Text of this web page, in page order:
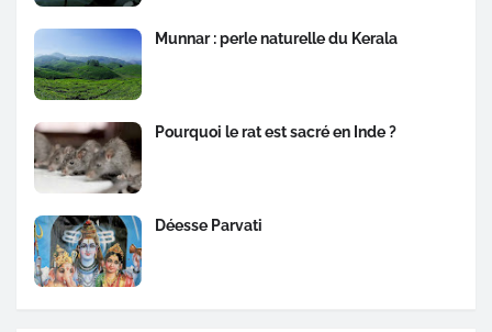
Munnar : perle naturelle du Kerala
Pourquoi le rat est sacré en Inde ?
Déesse Parvati